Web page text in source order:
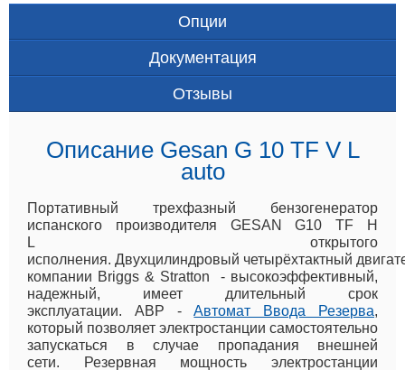
Опции
Документация
Отзывы
Описание Gesan G 10 TF V L
auto
Портативный трехфазный бензогенератор
испанского производителя GESAN G10 TF H
L открытого
исполнения. Двухцилиндровый четырёхтактный
компании Briggs & Stratton - высокоэффективный,
надежный, имеет длительный срок
эксплуатации. АВР -Автомат Ввода Резерва,
который позволяет электростанции самостоятельно
запускаться в случае пропадания внешней
сети. Резервная мощность электростанции